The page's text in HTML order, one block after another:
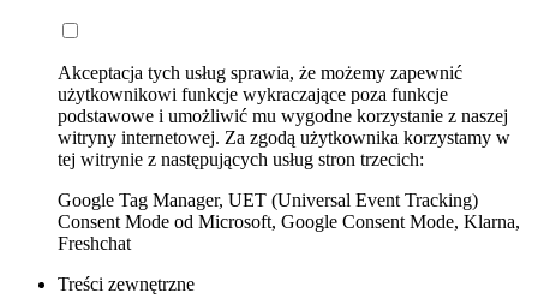
Akceptacja tych usług sprawia, że możemy zapewnić
użytkownikowi funkcje wykraczające poza funkcje
podstawowe i umożliwić mu wygodne korzystanie z naszej
witryny internetowej. Za zgodą użytkownika korzystamy w
tej witrynie z następujących usług stron trzecich:
Google Tag Manager, UET (Universal Event Tracking)
Consent Mode od Microsoft, Google Consent Mode, Klarna,
Freshchat
Treści zewnętrzne